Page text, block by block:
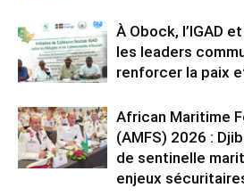
À Obock, l’IGAD
les leaders
renforcer la paix
African Maritime
(AMFS) 2026 :
de sentinelle
enjeux